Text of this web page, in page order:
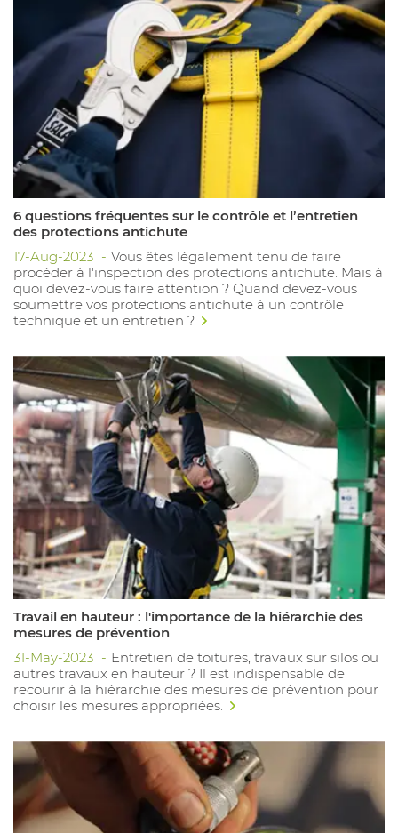
6 questions fréquentes sur le contrôle et l’entretien
des protections antichute
17-Aug-2023
Vous êtes légalement tenu de faire
procéder à l'inspection des protections antichute. Mais à
quoi devez-vous faire attention ? Quand devez-vous
soumettre vos protections antichute à un contrôle
technique et un entretien ?
Travail en hauteur : l'importance de la hiérarchie des
mesures de prévention
31-May-2023
Entretien de toitures, travaux sur silos ou
autres travaux en hauteur ? Il est indispensable de
recourir à la hiérarchie des mesures de prévention pour
choisir les mesures appropriées.